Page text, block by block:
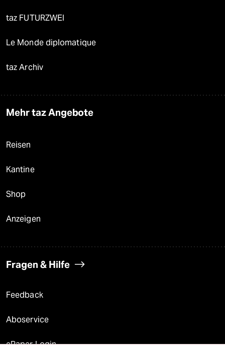
taz FUTURZWEI
Le Monde diplomatique
taz Archiv
Mehr taz Angebote
Reisen
Kantine
Shop
Anzeigen
Fragen & Hilfe
Feedback
Aboservice